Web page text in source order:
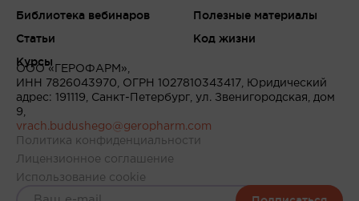
Библиотека вебинаров
Статьи
Курсы
Полезные материалы
Код жизни
ООО «ГЕРОФАРМ»,
ИНН 7826043970, ОГРН 1027810343417, Юридический
адрес: 191119, Санкт-Петербург, ул. Звенигородская, дом
9,
vrach.budushego@geropharm.com
Политика конфиденциальности
Лицензионное соглашение
Использование cookie